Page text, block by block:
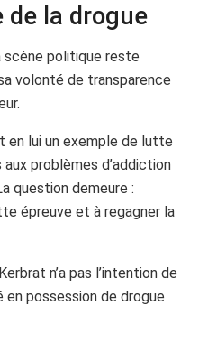
de la drogue
scène politique reste
volonté de transparence
en lui un exemple de lutte
problèmes d’addiction
question demeure :
épreuve et à regagner la
n’a pas l’intention de
en possession de drogue